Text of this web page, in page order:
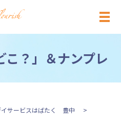
メ
こ？」＆ナンプレ
サービスはばたく 豊中